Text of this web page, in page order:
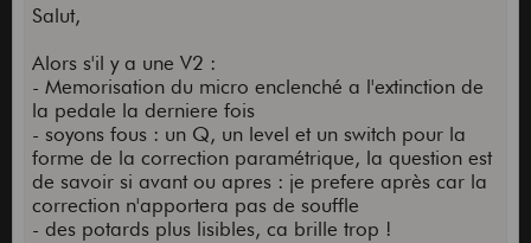
Salut,
Alors s'il y a une V2 :
- Memorisation du micro enclenché a l'extinction de
la pedale la derniere fois
- soyons fous : un Q, un level et un switch pour la
forme de la correction paramétrique, la question est
de savoir si avant ou apres : je prefere après car la
correction n'apportera pas de souffle
- des potards plus lisibles, ca brille trop !